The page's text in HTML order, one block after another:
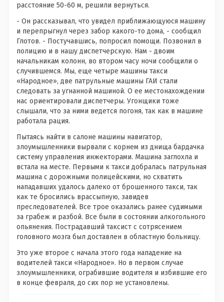
расстояние 50-60 м, решили вернуться.
- Он рассказывал, что увидел приближающуюся машину
и перепрыгнул через забор какого-то дома, - сообщил
Глотов. - Постучавшись, попросил помощи. Позвонил в
полицию и в нашу диспетчерскую. Нам - двоим
начальникам колонн, во втором часу ночи сообщили о
случившемся. Мы, еще четыре машины такси
«Народное», две патрульные машины ГАИ стали
следовать за угнанной машиной. О ее местонахождении
нас ориентировали диспетчеры. Угонщики тоже
слышали, что за ними ведется погоня, так как в машине
работала рация.
Пытаясь найти в салоне машины навигатор,
злоумышленники вырвали с корнем из днища бардачка
систему управления инжекторами. Машина заглохла и
встала на месте. Первыми к такси добралась патрульная
машина с дорожными полицейскими, но схватить
нападавших удалось далеко от брошенного такси, так
как те бросились врассыпную, завидев
преследователей. Все трое оказались ранее судимыми
за грабеж и разбой. Все были в состоянии алкогольного
опьянения. Пострадавший таксист с сотрясением
головного мозга был доставлен в областную больницу.
Это уже второе с начала этого года нападение на
водителей такси «Народное». Но в первом случае
злоумышленники, ограбившие водителя и избившие его
в конце февраля, до сих пор не установлены.